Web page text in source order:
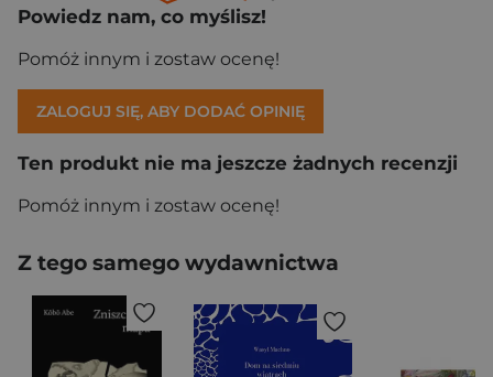
Powiedz nam, co myślisz!
Pomóż innym i zostaw ocenę!
ZALOGUJ SIĘ, ABY DODAĆ OPINIĘ
Ten produkt nie ma jeszcze żadnych recenzji
Pomóż innym i zostaw ocenę!
Z tego samego wydawnictwa